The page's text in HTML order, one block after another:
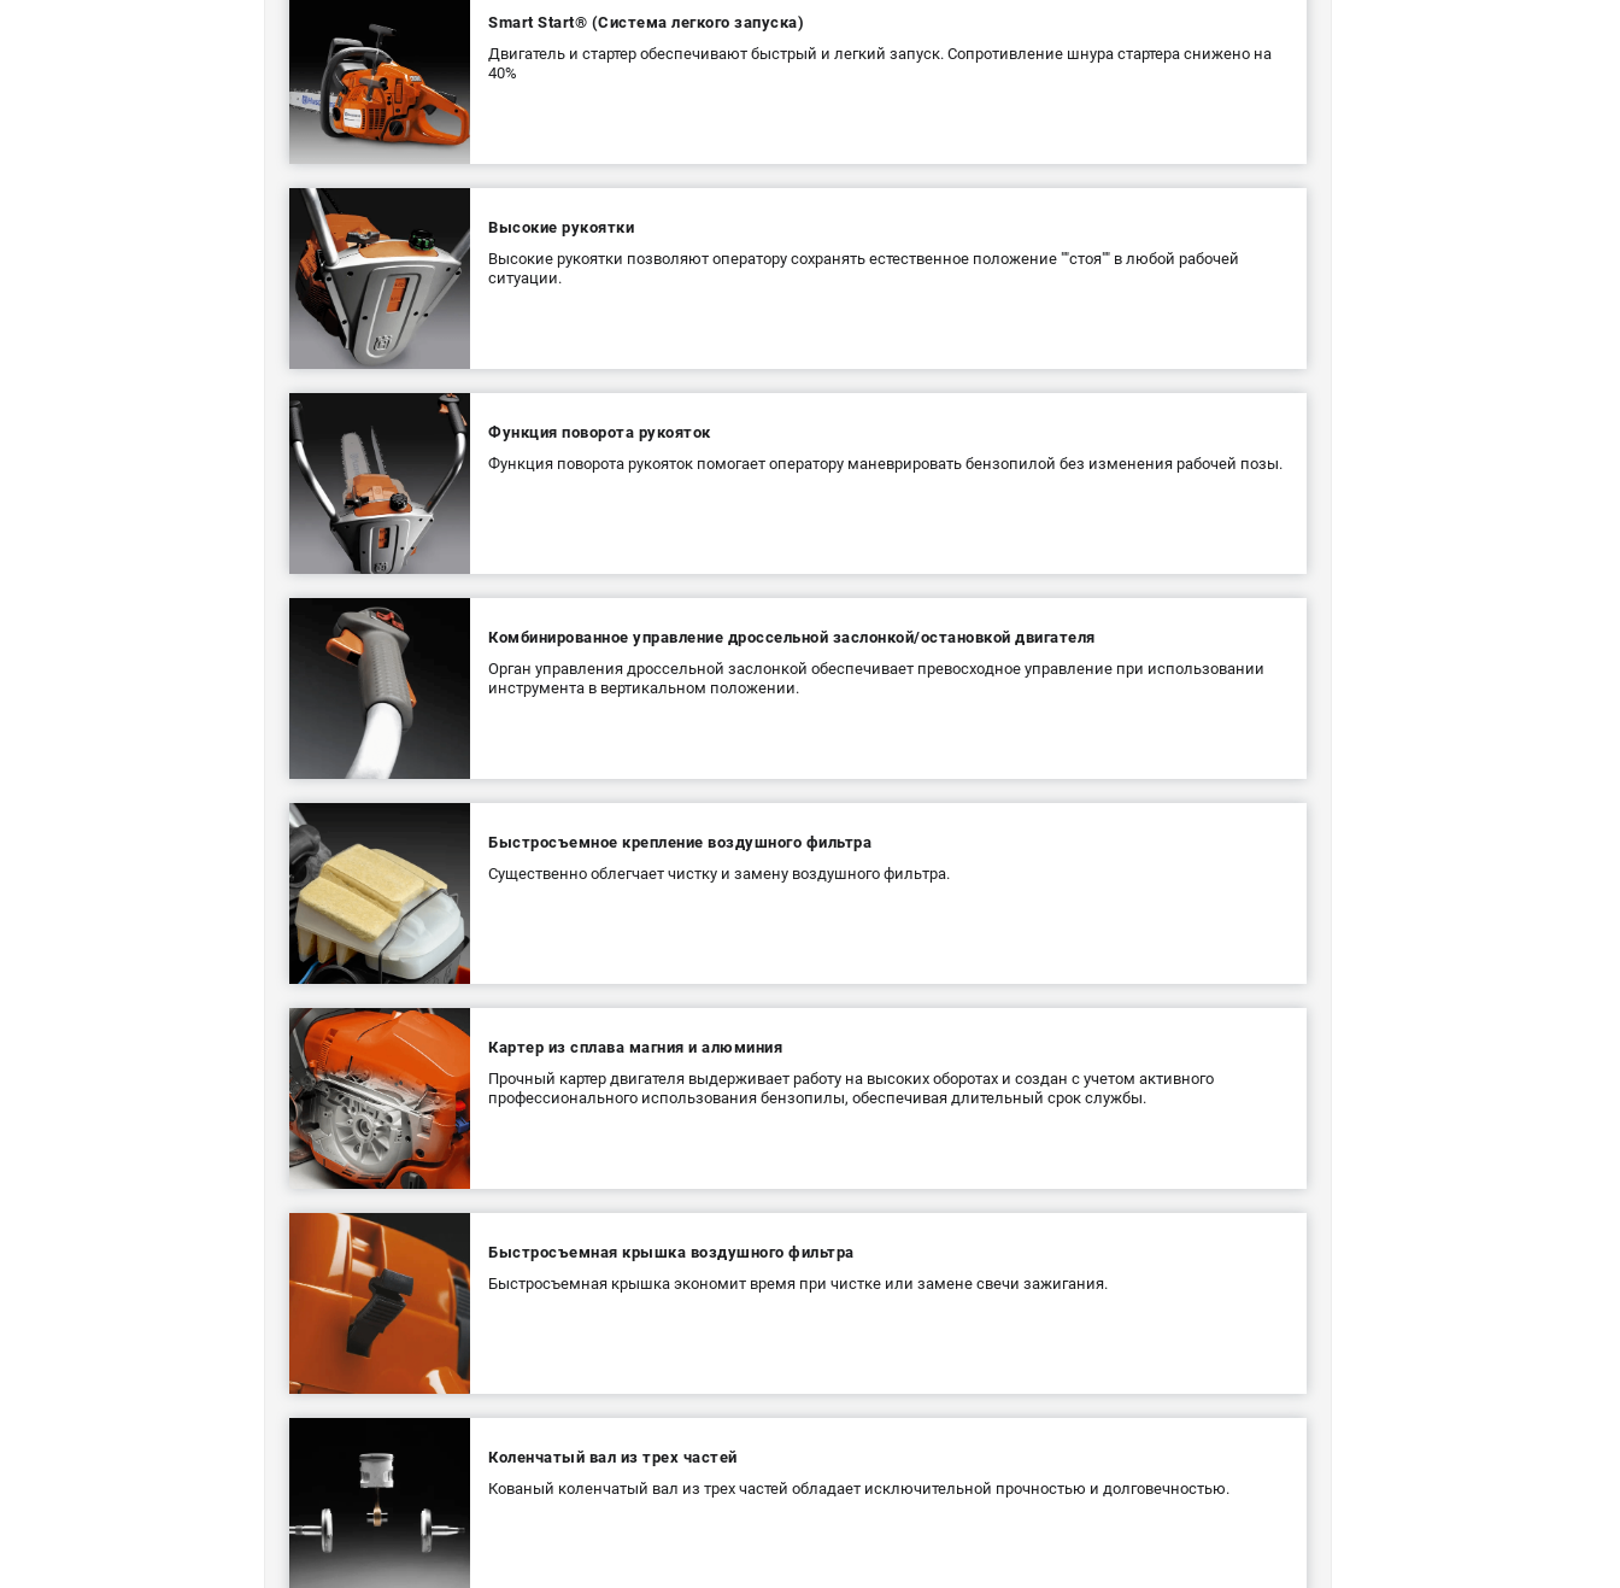
Smart Start® (Система легкого запуска)
Двигатель и стартер обеспечивают быстрый и легкий запуск. Сопротивление шнура стартера снижено на
40%
Высокие рукоятки
Высокие рукоятки позволяют оператору сохранять естественное положение ""стоя"" в любой рабочей
ситуации.
Функция поворота рукояток
Функция поворота рукояток помогает оператору маневрировать бензопилой без изменения рабочей позы.
Комбинированное управление дроссельной заслонкой/остановкой двигателя
Орган управления дроссельной заслонкой обеспечивает превосходное управление при использовании
инструмента в вертикальном положении.
Быстросъемное крепление воздушного фильтра
Существенно облегчает чистку и замену воздушного фильтра.
Картер из сплава магния и алюминия
Прочный картер двигателя выдерживает работу на высоких оборотах и создан с учетом активного
профессионального использования бензопилы, обеспечивая длительный срок службы.
Быстросъемная крышка воздушного фильтра
Быстросъемная крышка экономит время при чистке или замене свечи зажигания.
Коленчатый вал из трех частей
Кованый коленчатый вал из трех частей обладает исключительной прочностью и долговечностью.